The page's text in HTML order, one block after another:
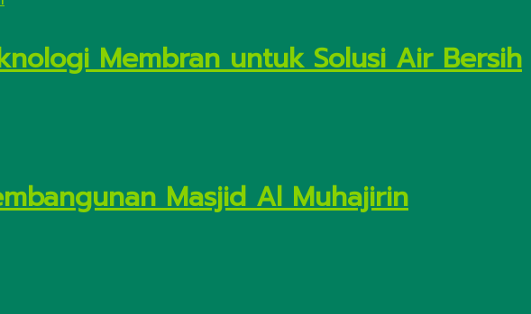
Membran untuk Solusi Air Bersih
Masjid Al Muhajirin